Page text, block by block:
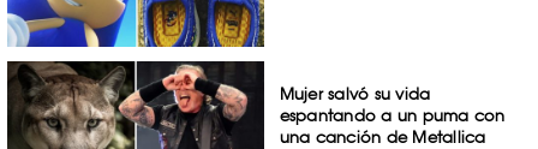
Mujer salvó su vida
espantando a un puma con
una canción de Metallica